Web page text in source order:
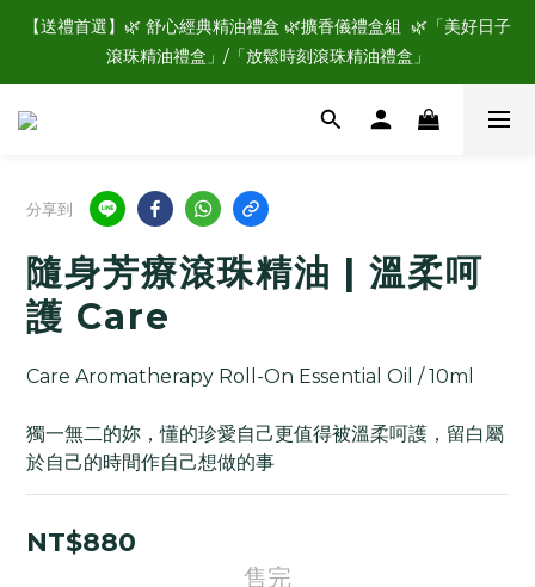
☑️加入好馨晴會員，立即領購物金$100💰，現領現用，再享每年
專屬生日禮🎁
【送禮首選】🌿 舒心經典精油禮盒 🌿擴香儀禮盒組  🌿「美好日子
滾珠精油禮盒」/「放鬆時刻滾珠精油禮盒」
☑️加入好馨晴會員，立即領購物金$100💰，現領現用，再享每年
分享到
隨身芳療滾珠精油 | 溫柔呵
護 Care
Care Aromatherapy Roll-On Essential Oil / 10ml
獨一無二的妳，懂的珍愛自己更值得被溫柔呵護，留白屬
於自己的時間作自己想做的事
NT$880
售完